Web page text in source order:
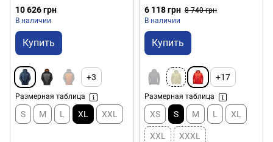
10 626 грн
В наличии
Купить
+3
Размерная таблица
S M L XL XXL
(BD CDT0.6002-S)
6 118 грн 8 740 грн
В наличии
Купить
+17
Размерная таблица
XS S M L XL
XXL XXXL